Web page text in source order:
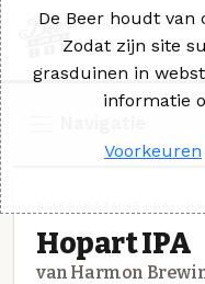
Hopart IPA
van Harmon
De Beer houdt van
Zodat zijn site
grasduinen in
informatie
Voorkeuren